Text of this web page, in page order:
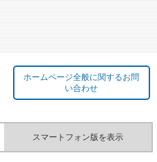
ホームページ全般に関するお問
い合わせ
スマートフォン版を表示